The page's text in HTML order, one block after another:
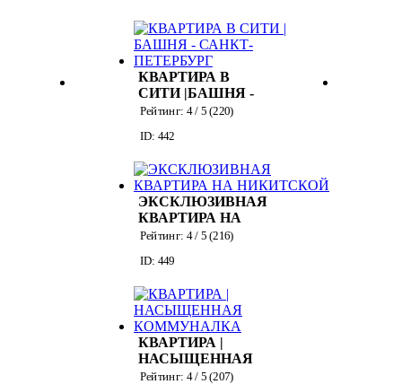
КВАРТИРА В
СИТИ |БАШНЯ -
САНКТ-
Рейтинг: 4/ 5 (220)
ID: 442
ЭКСКЛЮЗИВНАЯ
КВАРТИРА НА
НИКИТСКОЙ
Рейтинг: 4/ 5 (216)
ID: 449
КВАРТИРА |
НАСЫЩЕННАЯ
КОММУНАЛКА
Рейтинг: 4/ 5 (207)